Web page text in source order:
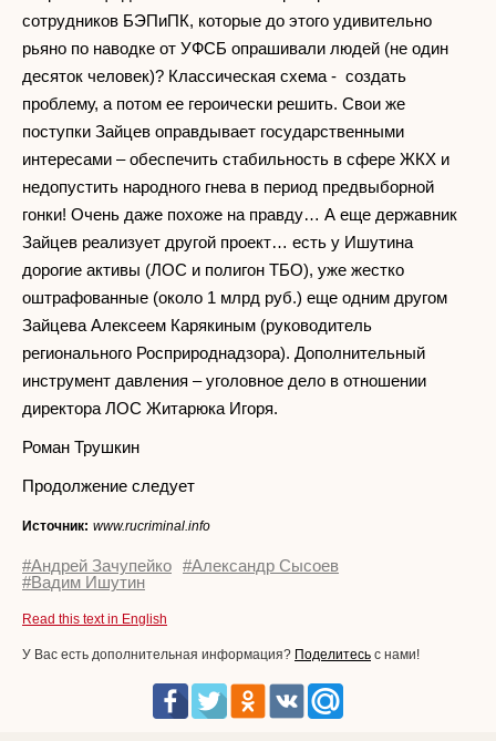
сотрудников БЭПиПК, которые до этого удивительно
рьяно по наводке от УФСБ опрашивали людей (не один
десяток человек)? Классическая схема - создать
проблему, а потом ее героически решить. Свои же
поступки Зайцев оправдывает государственными
интересами – обеспечить стабильность в сфере ЖКХ и
недопустить народного гнева в период предвыборной
гонки! Очень даже похоже на правду… А еще державник
Зайцев реализует другой проект… есть у Ишутина
дорогие активы (ЛОС и полигон ТБО), уже жестко
оштрафованные (около 1 млрд руб.) еще одним другом
Зайцева Алексеем Карякиным (руководитель
регионального Росприроднадзора). Дополнительный
инструмент давления – уголовное дело в отношении
директора ЛОС Житарюка Игоря.
Роман Трушкин
Продолжение следует
Источник: www.rucriminal.info
#Андрей Зачупейко #Александр Сысоев
#Вадим Ишутин
Read this text in English
У Вас есть дополнительная информация? Поделитесь с нами!